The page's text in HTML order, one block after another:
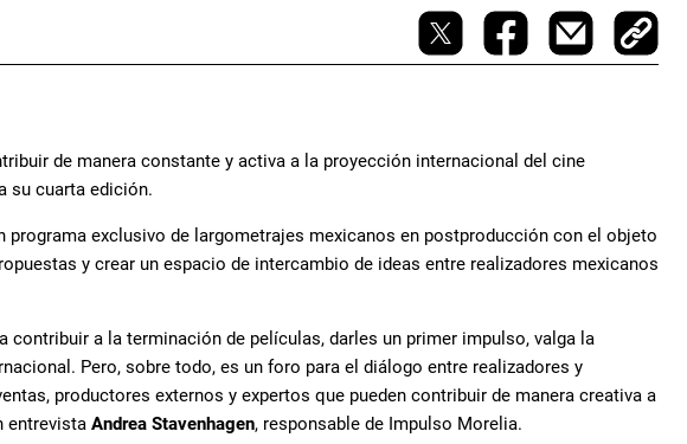
de manera constante y activa a la proyección internacional del cine
su cuarta edición.
programa exclusivo de largometrajes mexicanos en postproducción con el objeto
y crear un espacio de intercambio de ideas entre realizadores mexicanos
contribuir a la terminación de películas, darles un primer impulso, valga la
Pero, sobre todo, es un foro para el diálogo entre realizadores y
productores externos y expertos que pueden contribuir de manera creativa a
entrevista Andrea Stavenhagen, responsable de Impulso Morelia.